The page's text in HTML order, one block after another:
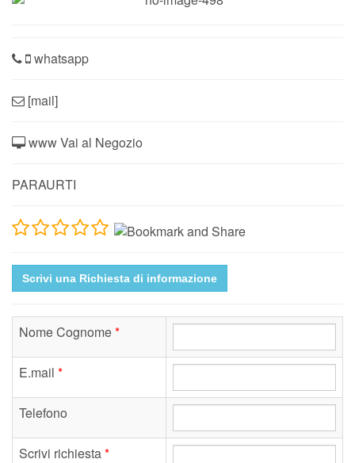
whatsapp
[mail]
www Vai al Negozio
PARAURTI
Scrivi una Richiesta di informazione
Nome Cognome*
E.mail *
Telefono
Scrivi richiesta*